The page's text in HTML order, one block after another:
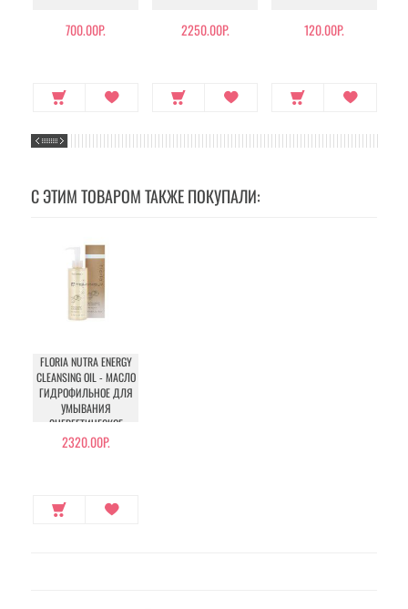
700.00Р. 2250.00Р. 120.00Р.
С ЭТИМ ТОВАРОМ ТАКЖЕ ПОКУПАЛИ:
FLORIA NUTRA ENERGY
CLEANSING OIL - МАСЛО
ГИДРОФИЛЬНОЕ ДЛЯ
УМЫВАНИЯ
ЭНЕРГЕТИЧЕСКОЕ
2320.00Р.